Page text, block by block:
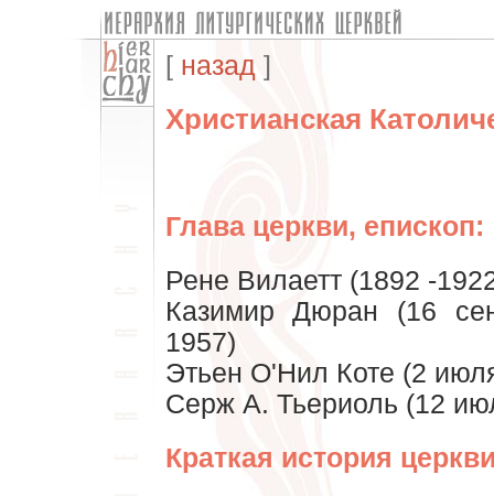
[ назад ]
Христианская
Глава церкви, епископ:
Рене Вилаетт (1892 -
Казимир Дюран (16
1957)
Этьен О'Нил Коте (2
Серж А. Тьериоль (12
Краткая история